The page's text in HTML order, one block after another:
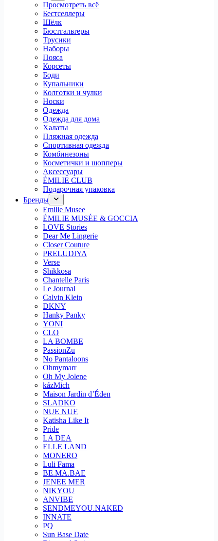
Просмотреть всё
Бестселлеры
Шёлк
Бюстгальтеры
Трусики
Наборы
Пояса
Корсеты
Боди
Купальники
Колготки и чулки
Носки
Одежда
Одежда для дома
Халаты
Пляжная одежда
Спортивная одежда
Комбинезоны
Косметички и шопперы
Аксессуары
ÉMILIE CLUB
Подарочная упаковка
Бренды
Emilie Musee
ÉMILIE MUSÉE & GOCCIA
LOVE Stories
Dear Me Lingerie
Closer Couture
PRELUDIYA
Verse
Shikkosa
Chantelle Paris
Le Journal
Calvin Klein
DKNY
Hanky Panky
YONI
CLO
LA BOMBE
PassionZu
No Pantaloons
Ohmymarr
Oh My Jolene
kázMich
Maison Jardin d’Éden
SLADKO
NUE NUE
Katisha Like It
Pride
LA DEA
ELLE LAND
MONERO
Luli Fama
BE.MA.BAE
JENEE MER
NIKYOU
ANVIBE
SENDMEYOU.NAKED
INNATE
PQ
Sun Base Date